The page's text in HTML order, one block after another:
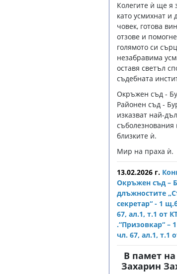
Колегите ѝ ще я
като усмихнат и
човек, готова
отзове и
голямото си
незабравима
оставя светъл
съдебната
Окръжен съд -
Районен съд -
изказват най-
съболезнования
близките ѝ.
Мир на праха ѝ.
13.02.2026 г.
Окръжен съд –
длъжностите
секретар“ - 1
67, ал.1, т.1 от
.“Призовкар“ –
чл. 67, ал.1, т.1
В памет
Захарин